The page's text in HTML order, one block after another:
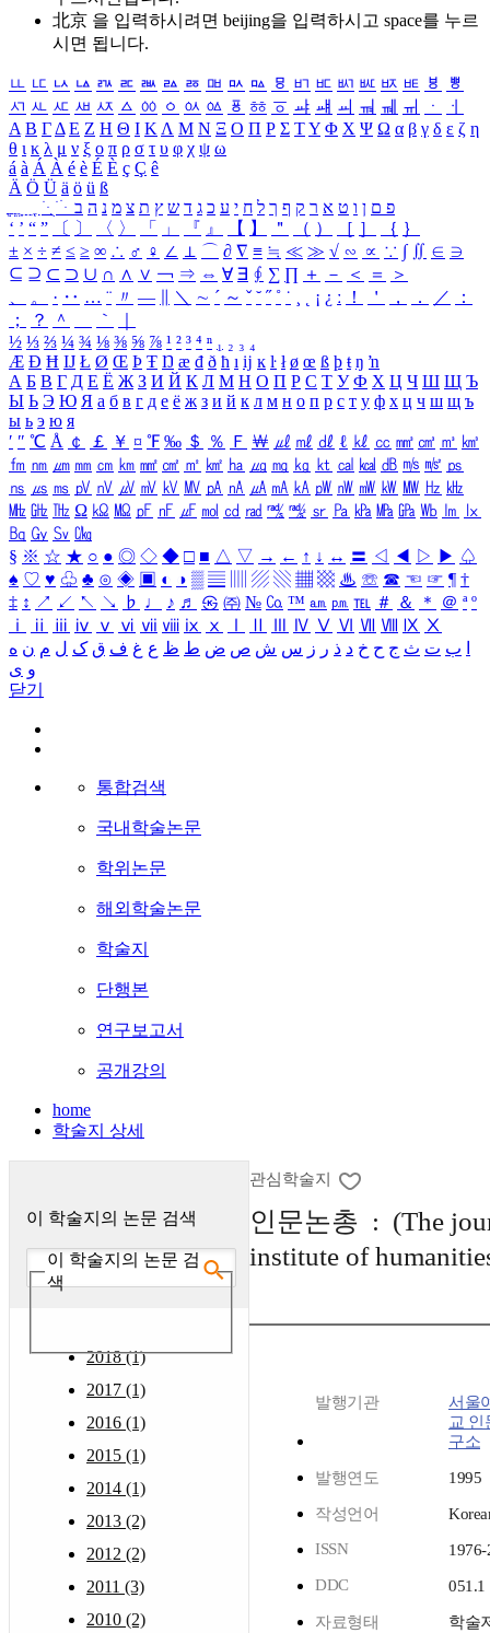
北京 을 입력하시려면 beijing을 입력하시고 space를 누르
시면 됩니다.
ㅥ ㅦ ㅧ ㅨ ㅩ ㅪ ㅫ ㅬ ㅭ ㅮ ㅯ ㅰ ㅱ ㅲ ㅳ ㅴ ㅵ ㅶ ㅷ ㅸ
ㅹ
ㅺ ㅻ ㅼ ㅽ ㅾ ㅿ ㆀ ㆁ ㆂ ㆃ ㆄ ㆅ ㆆ ㆇ ㆈ ㆉ ㆊ ㆋ ㆌ ㆍ
ㆎ
Α Β ΓΔ Ε Ζ Η Θ Ι ΚΛ Μ Ν Ξ Ο Π Ρ Σ ΤΥ Φ Χ Ψ Ω α β γ δ ε ζ η
θ ι κ λ μ ν ξ ο π ρ σ τ υ φ χ ψ ω
á à Á À é è É È ç Ç ê
Ä Ö Ü ä ö ü ß
ִֶֹ ֻּ ׁׂ פ ם ן ו ט א ר ק ף ך ל ח י ע כ ג ד ש ץ ת צ מ נ ה ב
‘ ’ “ ” 〔 〕 〈 〉 「 」 『 』 【 】 ＂ （ ） ［ ］ ｛ ｝
± × ÷ ≠ ≤ ≥ ∞ ∴ ♂ ♀ ∠ ⊥ ⌒ ∂ ∇ ≡ ≒ ≪ ≫ √ ∽ ∝ ∵ ∫ ∬ ∈ ∋
⊆ ⊇ ⊂ ⊃ ∪ ∩ ∧ ∨ ￢ ⇒ ⇔ ∀ ∃ ∮ ∑ ∏ ＋ － ＜ ＝
＞
、
。 · ‥ … ¨ 〃 ― ＼ ∼ ´ ～ ˇ ˘ ˝ ˚ ˙ ¸ ¡ ¿ ː ！ ＇ ， ． ／
：
；
？ ＾ ｀
½ ⅓ ⅔ ¼ ¾ ⅛ ⅜ ⅝ ⅞ ¹ ² ³ ⁴ ⁿ ₁ ₂ ₃ ₄
Æ Ð Ħ Ĳ Ł Ø Œ Þ Ŧ Ŋ æ đ ð ħ ı ĳ ĸ ŀ ł ø œ ß þ ŧ ŋ ŉ
А Б В Г Д Е Ё Ж З И Й К Л М Н О П Р С Т У Ф Х Ц Ч Ш Щ Ъ
Ы Ь Э Ю Я а б в г д е ё ж з и й к л м н о п р с т у ф х ц ч ш щ ъ
ы ь э ю я
′ ″ ℃ Å ￠ ￡ ￥ ¤ ℉ ‰ ＄ ％ Ｆ ￦ ㎕ ㎖ ㎗ ℓ ㎘ ㏄ ㎣ ㎤ ㎥ ㎦
㎙ ㎚ ㎛ ㎜ ㎝ ㎞ ㎟ ㎠ ㎡ ㎢ ㏊ ㎍ ㎎ ㎏ ㏏ ㎈ ㎉ ㏈ ㎧ ㎨ ㎰
㎱ ㎲ ㎳ ㎴ ㎵ ㎶ ㎷ ㎸ ㎹ ㎀ ㎁ ㎂ ㎃ ㎄ ㎺ ㎻ ㎽ ㎾ ㎿ ㎐ ㎑
㎒ ㎓ ㎔ Ω ㏀ ㏁ ㎊ ㎋ ㎌ ㏖ ㏅ ㎭ ㎮ ㎯ ㏛ ㎩ ㎪ ㎫ ㎬ ㏝ ㏐
㏓
㏃ ㏉ ㏜ ㏆
§ ※ ☆ ★ ○ ● ◎ ◇ ◆ □ ■ △ ▽ → ← ↑ ↓ ↔ 〓 ◁ ◀ ▷ ▶ ♤
♠ ♡ ♥ ♧ ♣ ⊙ ◈ ▣ ◐ ◑ ▒ ▤ ▨ ▧ ▦ ▩ ♨ ☏ ☎ ☜ ☞ ¶ †
‡ ↕ ↗ ↙ ↖ ↘ ♭ ♩ ♪ ♬ ㉿ ㈜ № ㏇ ™ ㏂ ㏘ ℡ ＃ ＆ ＊ ＠ ª º
ⅰ
ⅱ ⅲ ⅳ ⅴ ⅵ ⅶ ⅷ ⅸ ⅹ Ⅳ Ⅴ Ⅵ Ⅶ Ⅷ Ⅸ Ⅹ
ب ت ث ج ح خ د ذ ر ز س ش ص ض ط ظ ع غ ف ق ک ل م ن ه
و ی
닫기
통합검색
국내학술논문
학위논문
해외학술논문
학술지
단행본
연구보고서
공개강의
home
학술지 상세
이 학술지의 논문 검색
이 학술지의 논문 검
색
2018 (1)
2017 (1)
2016 (1)
2015 (1)
2014 (1)
2013 (2)
2012 (2)
2011 (3)
2010 (2)
관심학술지
인문논총 : (The
institute of
발행기관
서울
교 인
구소
발행연도 1995
작성언어
ISSN
1976-
DDC
051.1
자료형태 학술